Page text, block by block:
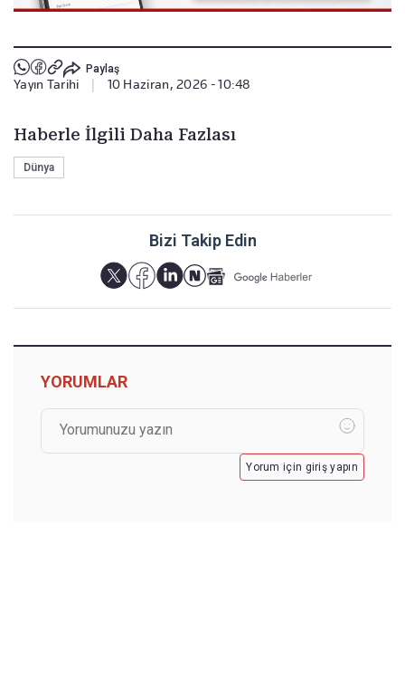
Paylaş
Yayın Tarihi 10 Haziran, 2026 - 10:48
Haberle İlgili Daha Fazlası
Dünya
Bizi Takip Edin
YORUMLAR
Yorum için giriş yapın